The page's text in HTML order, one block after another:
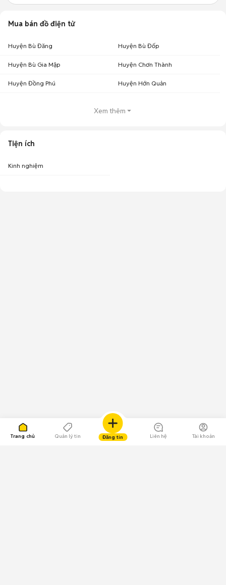
Trang chủ Quản lý tin Đăng tin Liên hệ Tài khoản
Mua bán đồ điện tử
Huyện Bù Đăng Huyện Bù Đốp
Huyện Bù Gia Mập Huyện Chơn Thành
Huyện Đồng Phú Huyện Hớn Quản
Xem thêm
Tiện ích
Kinh nghiệm